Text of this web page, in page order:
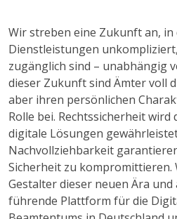
Wir streben eine Zukunft an, in
Dienstleistungen
zugänglich sind – unabhängig
dieser Zukunft sind Ämter voll
aber ihren persönlichen
Rolle bei. Rechtssicherheit
digitale Lösungen
Nachvollziehbarkeit
Sicherheit zu kompromittieren.
Gestalter dieser neuen Ära
führende Plattform für die